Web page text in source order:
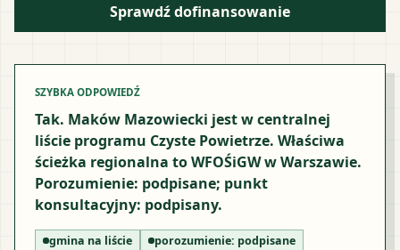
Sprawdź dofinansowanie
SZYBKA ODPOWIEDŹ
Tak. Maków Mazowiecki jest w centralnej
liście programu Czyste Powietrze. Właściwa
ścieżka regionalna to WFOŚiGW w Warszawie.
Porozumienie: podpisane; punkt
konsultacyjny: podpisany.
gmina na liście porozumienie: podpisane